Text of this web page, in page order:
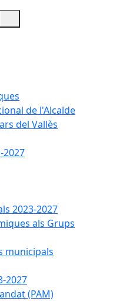
de l'Alcalde
del Vallès
2027
2023-2027
als Grups
municipals
2027
(PAM)